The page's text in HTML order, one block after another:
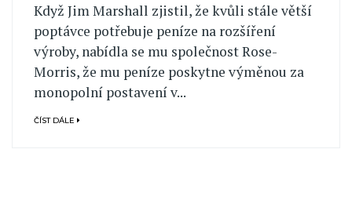
Když Jim Marshall zjistil, že kvůli stále větší
poptávce potřebuje peníze na rozšíření
výroby, nabídla se mu společnost Rose-
Morris, že mu peníze poskytne výměnou za
monopolní postavení v...
ČÍST DÁLE